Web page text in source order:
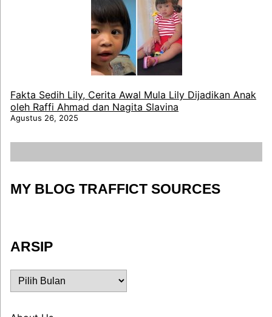
Fakta Sedih Lily, Cerita Awal Mula Lily Dijadikan Anak
oleh Raffi Ahmad dan Nagita Slavina
Agustus 26, 2025
MY BLOG TRAFFICT SOURCES
ARSIP
ARSIP